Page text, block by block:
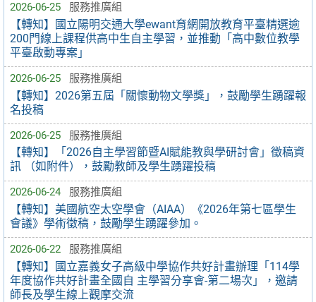
2026-06-25 服務推廣組
【轉知】國立陽明交通大學ewant育網開放教育平臺精選逾
200門線上課程供高中生自主學習，並推動「高中數位教學
平臺啟動專案」
2026-06-25 服務推廣組
【轉知】2026第五屆「關懷動物文學獎」，鼓勵學生踴躍報
名投稿
2026-06-25 服務推廣組
【轉知】「2026自主學習節暨AI賦能教與學研討會」徵稿資
訊 （如附件），鼓勵教師及學生踴躍投稿
2026-06-24 服務推廣組
【轉知】美國航空太空學會（AIAA）《2026年第七區學生
會議》學術徵稿，鼓勵學生踴躍參加。
2026-06-22 服務推廣組
【轉知】國立嘉義女子高級中學協作共好計畫辦理「114學
年度協作共好計畫全國自 主學習分享會-第二場次」，邀請
師長及學生線上觀摩交流